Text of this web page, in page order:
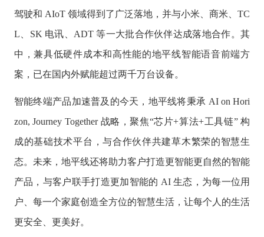
驾驶和 AIoT 领域得到了广泛落地，并与小米、商米、TC
L、SK 电讯、ADT 等一大批合作伙伴达成落地合作。其
中，兼具低硬件成本和高性能的地平线智能语音前端方
案，已在国内外赋能超过两千万台设备。
智能终端产品加速普及的今天，地平线将秉承 AI on Hori
zon, Journey Together 战略，聚焦“芯片+算法+工具链” 构
成的基础技术平台，与合作伙伴共建草木繁荣的智慧生
态。未来，地平线还将助力客户打造更智能更自然的智能
产品，与客户联手打造更加智能的 AI 生态，为每一位用
户、每一个家庭创造全方位的智慧生活，让每个人的生活
更安全、更美好。